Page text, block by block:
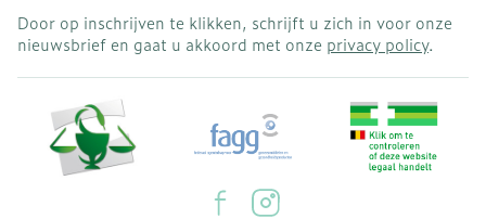
Door op inschrijven te klikken, schrijft u zich in voor onze
nieuwsbrief en gaat u akkoord met onze privacy policy.